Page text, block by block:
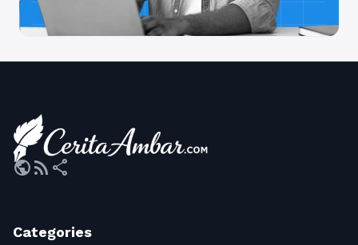
publicrss_feed share
Categories